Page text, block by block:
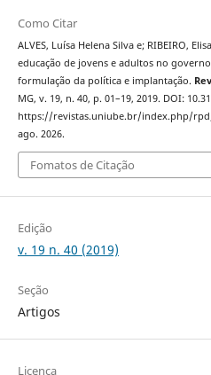
Como Citar
ALVES, Luísa Helena Silva e; RIBEIRO,
educação de jovens e adultos no
formulação da política e implantação.
MG, v. 19, n. 40, p. 01–19, 2019. DOI:
https://revistas.uniube.br/index.php/
ago. 2026.
Fomatos de Citação
Edição
v. 19 n. 40 (2019)
Seção
Artigos
Licença